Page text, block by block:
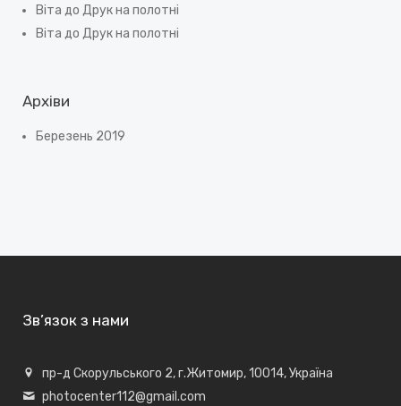
Віта до Друк на полотні
Віта до Друк на полотні
Архіви
Березень 2019
Зв’язок з нами
пр-д Скорульського 2, г.Житомир, 10014, Україна
photocenter112@gmail.com